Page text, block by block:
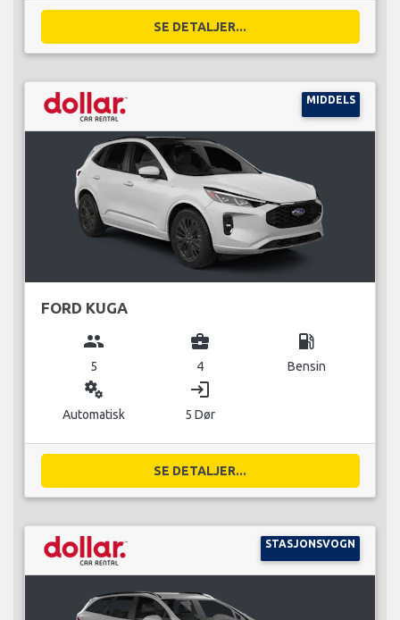
SE DETALJER...
MIDDELS
FORD KUGA
group
5
business_center
4
local_gas_station
Bensin
miscellaneous_services
Automatisk
login
5 Dør
SE DETALJER...
STASJONSVOGN